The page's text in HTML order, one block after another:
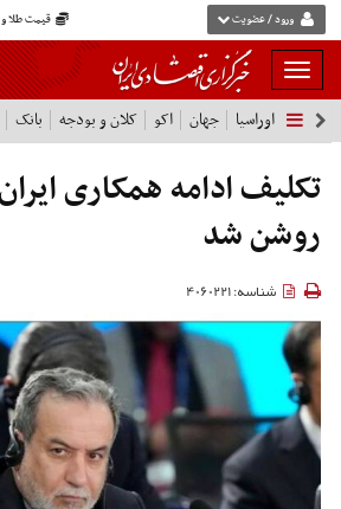
قیمت طلا ورود / عضویت
بار
و
بسته
نمودن
فهرست
اوراسیا جهان اکو کلان و بودجه بانک
تکلیف ادامه همکاری
روشن شد
شناسه: 4060221